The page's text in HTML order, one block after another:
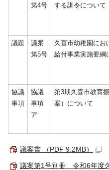
第4号
する訓令について
議題
議案
第5号
久喜市幼稚園にお
給付事業実施要綱
協議
事項
協議
事項
ア
第3期久喜市教育
案）について
議案書 （PDF 9.2MB）
議案第1号別冊 令和6年度